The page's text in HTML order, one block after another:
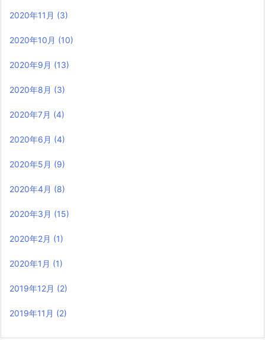
2020年11月 (3)
2020年10月 (10)
2020年9月 (13)
2020年8月 (3)
2020年7月 (4)
2020年6月 (4)
2020年5月 (9)
2020年4月 (8)
2020年3月 (15)
2020年2月 (1)
2020年1月 (1)
2019年12月 (2)
2019年11月 (2)